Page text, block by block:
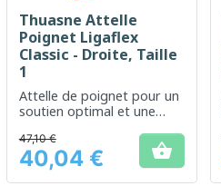
Thuasne Attelle
Poignet Ligaflex
Classic - Droite, Taille
1
Attelle de poignet pour un
soutien optimal et une
blessure
Prix
47,10 €
40,04 € 